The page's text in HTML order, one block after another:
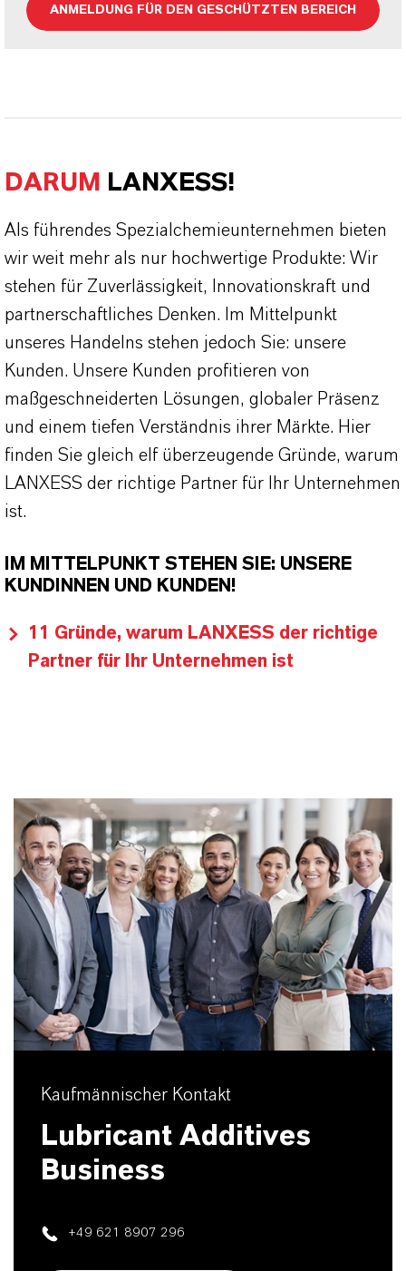
ANMELDUNG FÜR DEN GESCHÜTZTEN BEREICH
DARUM LANXESS!
Als führendes Spezialchemieunternehmen bieten
wir weit mehr als nur hochwertige Produkte: Wir
stehen für Zuverlässigkeit, Innovationskraft und
partnerschaftliches Denken. Im Mittelpunkt
unseres Handelns stehen jedoch Sie: unsere
Kunden. Unsere Kunden profitieren von
maßgeschneiderten Lösungen, globaler Präsenz
und einem tiefen Verständnis ihrer Märkte. Hier
finden Sie gleich elf überzeugende Gründe, warum
LANXESS der richtige Partner für Ihr Unternehmen
ist.
IM MITTELPUNKT STEHEN SIE: UNSERE
KUNDINNEN UND KUNDEN!
11 Gründe, warum LANXESS der richtige
Partner für Ihr Unternehmen ist
Kaufmännischer Kontakt
Lubricant Additives
Business
+49 621 8907 296